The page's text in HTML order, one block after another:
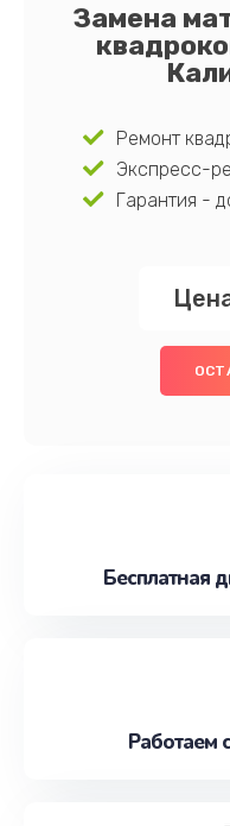
Замена
Ремонт
Экспресс-
Гарантия -
Бесплатная
Работаем